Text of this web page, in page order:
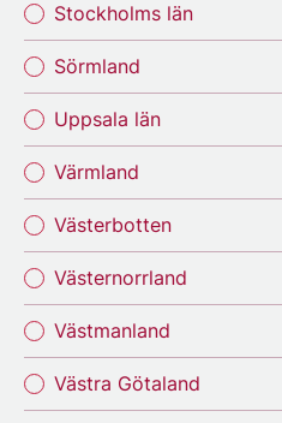
Stockholms län
Sörmland
Uppsala län
Värmland
Västerbotten
Västernorrland
Västmanland
Västra Götaland